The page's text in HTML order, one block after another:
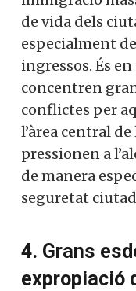
de vida dels
especialment
ingressos. És
concentren
conflictes per
l’àrea central
pressionen a
de manera
seguretat
4. Grans
expropiació